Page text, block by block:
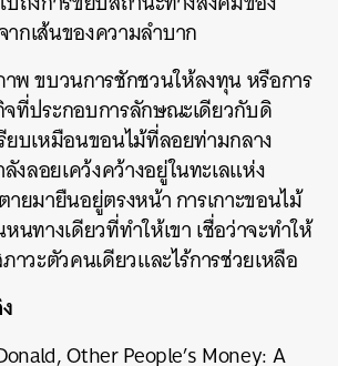
กเส้นของความลำบาก
าพ ขบวนการชักชวนให้ลงทุน หรือการ
ที่ประกอบการลักษณะเดียวกับดิ
ยบเหมือนขอนไม้ที่ลอยท่ามกลาง
งลอยเคว้งคว้างอยู่ในทะเลแห่ง
ยมายืนอยู่ตรงหน้า การเกาะขอนไม้
นทางเดียวที่ทำให้เขา เชื่อว่าจะทำให้
าวะตัวคนเดียวและไร้การช่วยเหลือ
Other People’s Money: A